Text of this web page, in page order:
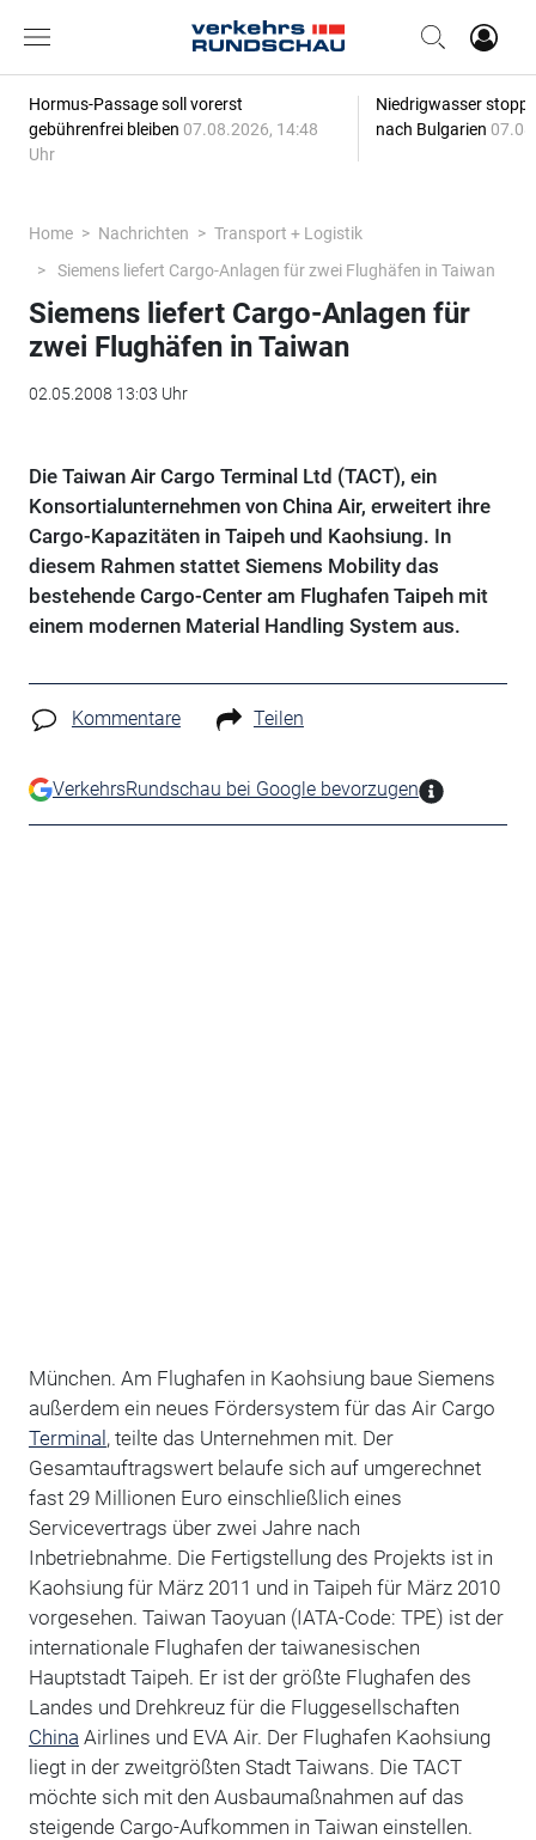
Hormus-Passage soll vorerst
gebührenfrei bleiben 07.08.2026, 14:48
Uhr
Niedrigwasser
nach Bulgarien
Home Nachrichten
Transport + Logistik
Siemens liefert Cargo-Anlagen für zwei Flughäfen in Taiwan
Siemens liefert Cargo-Anlagen für
zwei Flughäfen in Taiwan
02.05.2008 13:03 Uhr
Die Taiwan Air Cargo Terminal Ltd (TACT), ein
Konsortialunternehmen von China Air, erweitert ihre
Cargo-Kapazitäten in Taipeh und Kaohsiung. In
diesem Rahmen stattet Siemens Mobility das
bestehende Cargo-Center am Flughafen Taipeh mit
einem modernen Material Handling System aus.
Kommentare Teilen
VerkehrsRundschau bei Google bevorzugen
München. Am Flughafen in Kaohsiung baue Siemens
außerdem ein neues Fördersystem für das Air Cargo
Terminal, teilte das Unternehmen mit. Der
Gesamtauftragswert belaufe sich auf umgerechnet
fast 29 Millionen Euro einschließlich eines
Servicevertrags über zwei Jahre nach
Inbetriebnahme. Die Fertigstellung des Projekts ist in
Kaohsiung für März 2011 und in Taipeh für März 2010
vorgesehen. Taiwan Taoyuan (IATA-Code: TPE) ist der
internationale Flughafen der taiwanesischen
Hauptstadt Taipeh. Er ist der größte Flughafen des
Landes und Drehkreuz für die Fluggesellschaften
China Airlines und EVA Air. Der Flughafen Kaohsiung
liegt in der zweitgrößten Stadt Taiwans. Die TACT
möchte sich mit den Ausbaumaßnahmen auf das
steigende Cargo-Aufkommen in Taiwan einstellen.